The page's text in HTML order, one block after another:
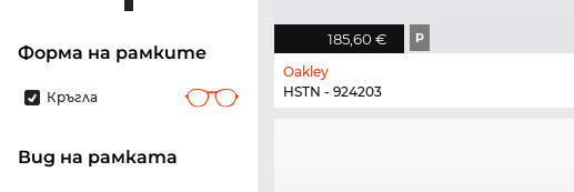
Форма на рамките
Кръгла
Вид на рамката
185,60 € P
Oakley
HSTN - 924203